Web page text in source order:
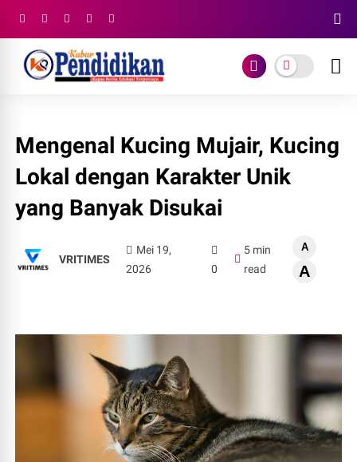
Mengenal Kucing Mujair, Kucing
Lokal dengan Karakter Unik
yang Banyak Disukai
VRITIMES
Mei 19,
2026
0
5 min
read
A
A